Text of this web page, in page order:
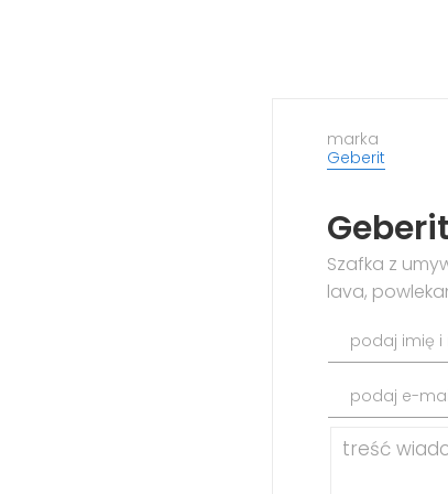
marka
Geberit
Szafka z
lava,
podaj imię i
podaj e-